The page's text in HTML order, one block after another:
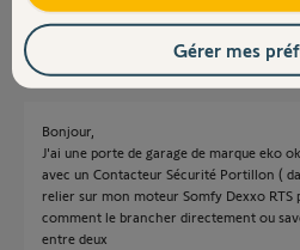
Anonyme il y a plus de 3
Bonjour,
J'ai une porte de garage de marque eko
avec un Contacteur Sécurité Portillon (
relier sur mon moteur Somfy Dexxo RTS
comment le brancher directement ou
entre deux
Gérer mes